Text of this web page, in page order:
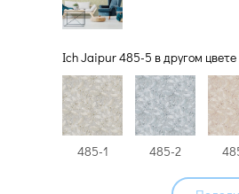
Ich Jaipur 485-5 в другом цвете
485-1 485-2